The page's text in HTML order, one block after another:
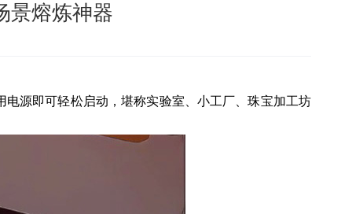
景熔炼神器
源即可轻松启动，堪称实验室、小工厂、珠宝加工坊